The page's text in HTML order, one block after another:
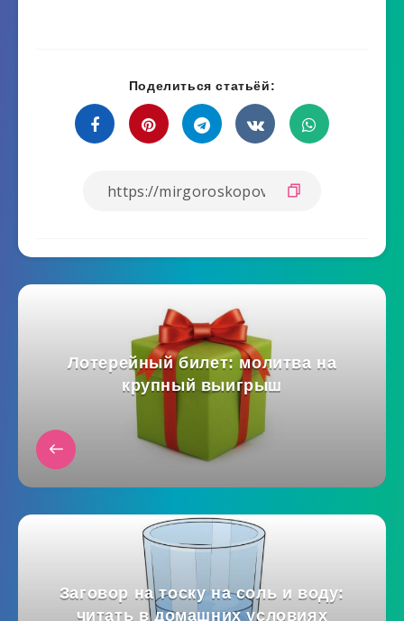
Поделиться статьёй:
Лотерейный билет: молитва на
крупный выигрыш
Заговор на тоску на соль и воду:
читать в домашних условиях